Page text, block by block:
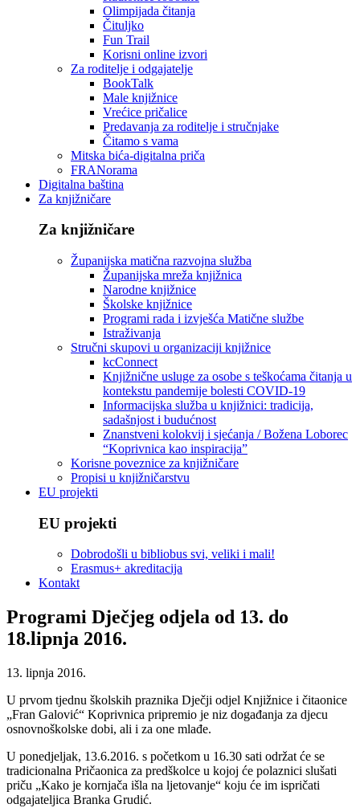
Olimpijada čitanja
Čituljko
Fun Trail
Korisni online izvori
Za roditelje i odgajatelje
BookTalk
Male knjižnice
Vrećice pričalice
Predavanja za roditelje i stručnjake
Čitamo s vama
Mitska bića-digitalna priča
FRANorama
Digitalna baština
Za knjižničare
Za knjižničare
Županijska matična razvojna služba
Županijska mreža knjižnica
Narodne knjižnice
Školske knjižnice
Programi rada i izvješća Matične službe
Istraživanja
Stručni skupovi u organizaciji knjižnice
kcConnect
Knjižnične usluge za osobe s teškoćama čitanja u
kontekstu pandemije bolesti COVID-19
Informacijska služba u knjižnici: tradicija,
sadašnjost i budućnost
Znanstveni kolokvij i sjećanja / Božena Loborec
“Koprivnica kao inspiracija”
Korisne poveznice za knjižničare
Propisi u knjižničarstvu
EU projekti
EU projekti
Dobrodošli u bibliobus svi, veliki i mali!
Erasmus+ akreditacija
Kontakt
Programi Dječjeg odjela od 13. do
18.lipnja 2016.
13. lipnja 2016.
U prvom tjednu školskih praznika Dječji odjel Knjižnice i čitaonice
„Fran Galović“ Koprivnica pripremio je niz događanja za djecu
osnovnoškolske dobi, ali i za one mlađe.
U ponedjeljak, 13.6.2016. s početkom u 16.30 sati održat će se
tradicionalna Pričaonica za predškolce u kojoj će polaznici slušati
priču „Kako je kornjača išla na ljetovanje“ koju će im ispričati
odgajateljica Branka Grudić.